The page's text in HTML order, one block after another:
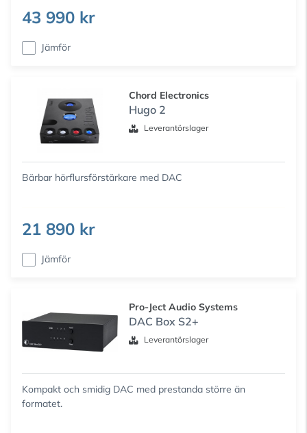
43 990 kr
Jämför
Chord Electronics
Hugo 2
Leverantörslager
Bärbar hörflursförstärkare med DAC
21 890 kr
Jämför
Pro-Ject Audio Systems
DAC Box S2+
Leverantörslager
Kompakt och smidig DAC med prestanda större än
formatet.